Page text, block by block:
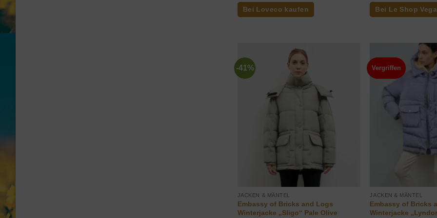
Bei Loveco kaufen
war:
Bei Le Shop
-41%
JACKEN & MÄNTEL
Embassy of Bricks and Logs
Winterjacke „Sligo“ Pale Olive
Vergriffen
JACKEN & MÄNTEL
Embassy of Bricks
Winterjacke